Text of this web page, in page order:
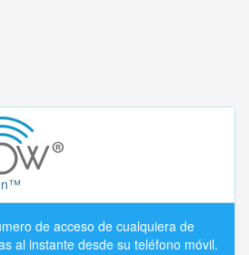
de acceso de cualquiera de
al instante desde su teléfono móvil.